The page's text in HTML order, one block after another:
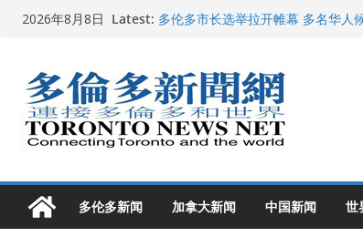
Skip2026年8月8日 Latest: 多伦多市长选举拉开帷幕 多名华人
就业
2026加拿大青少年儿童绘画比赛颁
龚晓华参加多伦多骄傲大游行 与市
多伦多新闻 加拿大新闻 中国新闻 世